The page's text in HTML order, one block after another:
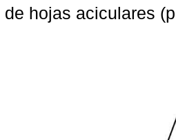
de hojas aciculares